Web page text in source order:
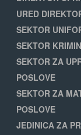
URED
SEKTOR
SEKTOR
SEKTOR ZA
POSLOVE
SEKTOR ZA
POSLOVE
JEDINICA ZA